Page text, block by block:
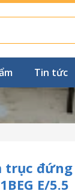
Tin tức
đứng
E/5.5